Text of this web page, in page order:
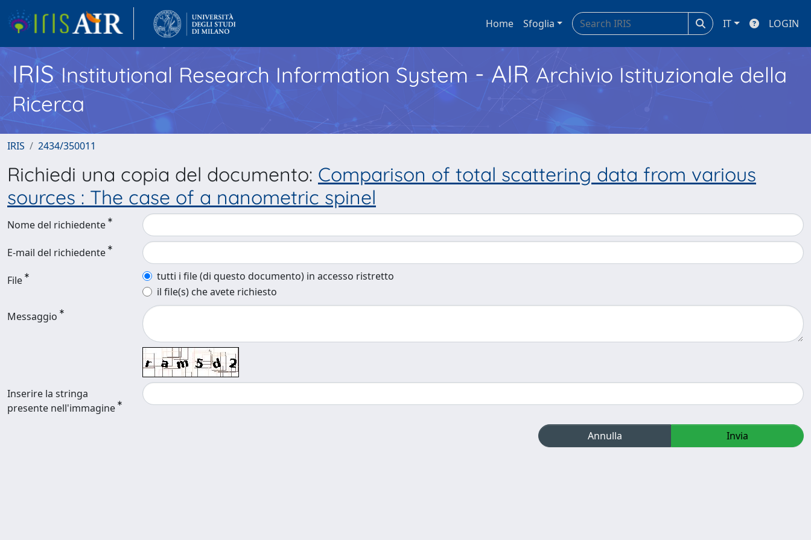
Home Sfoglia IT LOGIN
IRISInstitutional Research Information System - AIR Archivio Istituzionale della
Ricerca
IRIS 2434/350011
Richiedi una copia del documento: Comparison of total scattering data from various
sources : The case of a nanometric spinel
Nome del richiedente
E-mail del richiedente
File
tutti i file (di questo documento) in accesso ristretto
il file(s) che avete richiesto
Messaggio
Inserire la stringa
presente nell'immagine
Annulla Invia